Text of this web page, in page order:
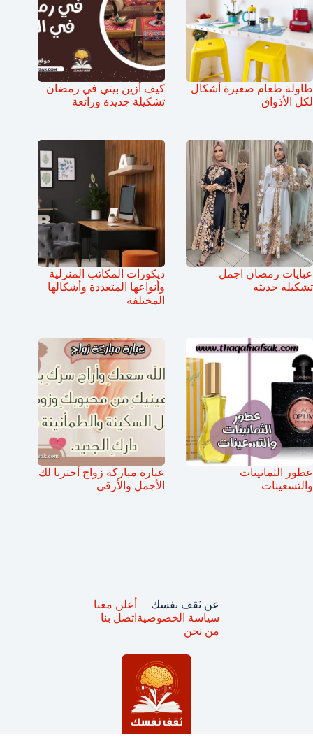
طاولة طعام صغيرة أشكال
لكل الأذواق
كيف أزين بيتي في رمضان
تشكيلة جديدة ورائعة
عبايات رمضان اجمل
تشكيله حديثه
ديكورات المكاتب المنزلية
وأنواعها المتعددة وأشكالها
المختلفة
عطور الثمانينات
والتسعينات
عبارة مباركة زواج أخترنا لك
الأجمل والأرقى
عن ثقف نفسك
سياسة الخصوصية
من نحن
أعلن معنا
اتصل بنا